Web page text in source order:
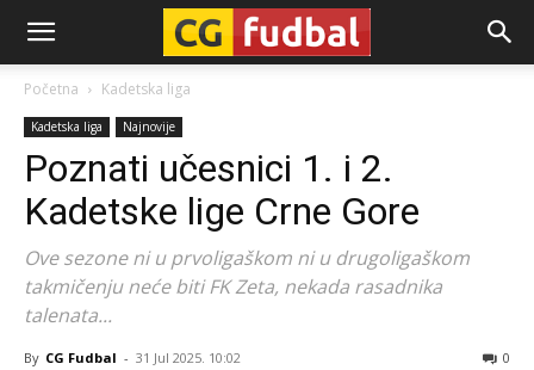
CG-
Fudbal
Početna Kadetska liga
Kadetska liga Najnovije
Poznati učesnici 1. i 2.
Kadetske lige Crne Gore
Ove sezone ni u prvoligaškom ni u drugoligaškom
takmičenju neće biti FK Zeta, nekada rasadnika
talenata...
By CG Fudbal - 31 Jul 2025. 10:02 0